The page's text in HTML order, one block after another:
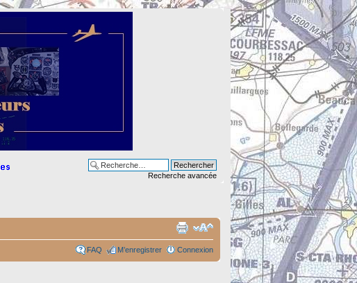
Recherche avancée
FAQ M’enregistrer Connexion